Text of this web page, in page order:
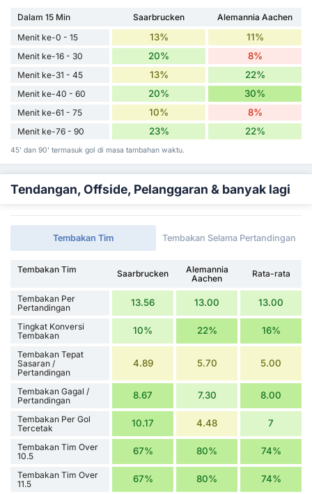
Dalam 15 Min Saarbrucken
Alemannia Aachen
Menit ke-0 - 15
13% 11%
Menit ke-16 - 30 20% 8%
Menit ke-31 - 45 13% 22%
Menit ke-40 - 60 20% 30%
Menit ke-61 - 75 10% 8%
Menit ke-76 - 90 23% 22%
45' dan 90' termasuk gol di masa tambahan waktu.
Tendangan, Offside, Pelanggaran & banyak lagi
Tembakan Tim Tembakan Selama Pertandingan
Tembakan Tim Saarbrucken
Alemannia
Aachen
Rata-rata
Tembakan Per
Pertandingan
13.56 13.00 13.00
Tingkat Konversi
Tembakan
10% 22% 16%
Tembakan Tepat
Sasaran /
Pertandingan
4.89 5.70 5.00
Tembakan Gagal /
Pertandingan
8.67 7.30 8.00
Tembakan Per Gol
Tercetak
10.17 4.48 7
Tembakan Tim Over
10.5
67% 80% 74%
Tembakan Tim Over
11.5
67% 80% 74%